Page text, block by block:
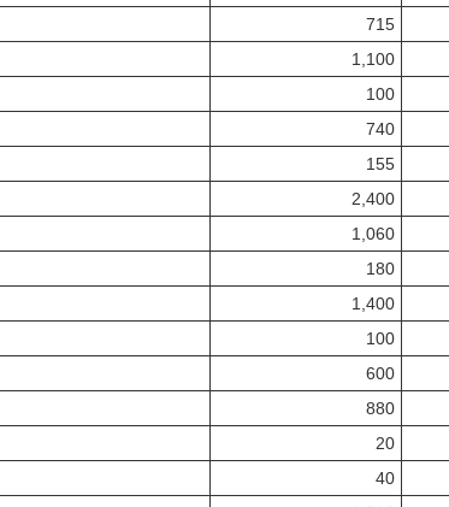
715
1,100
100
740
155
2,400
1,060
180
1,400
100
600
880
20
40